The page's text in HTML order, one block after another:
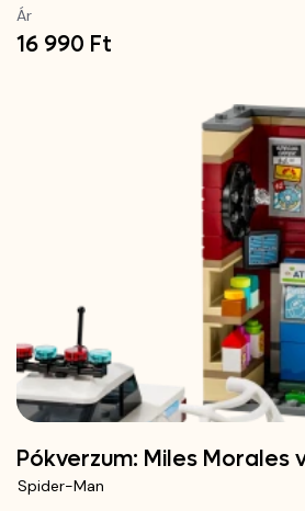
Ár
16 990 Ft
Pókverzum: Miles Morales
Spider-Man